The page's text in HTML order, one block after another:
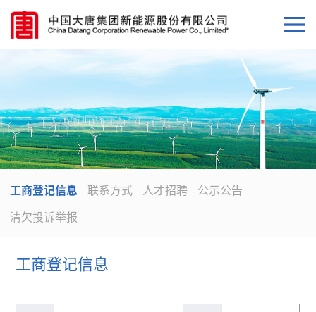
工商登记信息 联系方式 人才招聘
公示公告
清欠投诉举报
工商登记信息